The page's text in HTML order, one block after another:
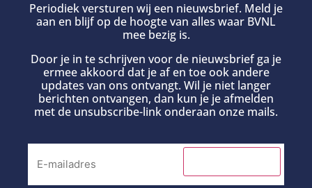
Periodiek versturen wij een nieuwsbrief. Meld je
aan en blijf op de hoogte van alles waar BVNL
mee bezig is.
Door je in te schrijven voor de nieuwsbrief ga je
ermee akkoord dat je af en toe ook andere
updates van ons ontvangt. Wil je niet langer
berichten ontvangen, dan kun je je afmelden
met de unsubscribe-link onderaan onze mails.